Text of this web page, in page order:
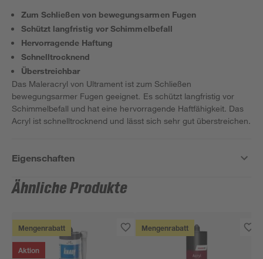
Zum Schließen von bewegungsarmen Fugen
Schützt langfristig vor Schimmelbefall
Hervorragende Haftung
Schnelltrocknend
Überstreichbar
Das Maleracryl von Ultrament ist zum Schließen
bewegungsarmer Fugen geeignet. Es schützt langfristig vor
Schimmelbefall und hat eine hervorragende Haftfähigkeit. Das
Acryl ist schnelltrocknend und lässt sich sehr gut überstreichen.
Eigenschaften
Ähnliche Produkte
Mengenrabatt
Aktion
Mengenrabatt